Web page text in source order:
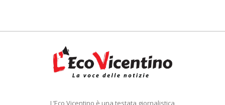
L’Eco Vicentino è una testata giornalistica